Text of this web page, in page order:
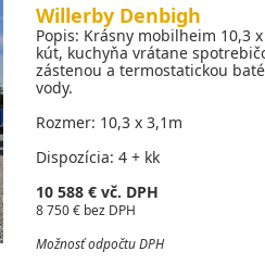
Willerby Denbigh
Popis: Krásny mobilheim 10,3
kút, kuchyňa vrátane
zástenou a termostatickou
vody.
Rozmer: 10,3 x 3,1m
Dispozícia: 4 + kk
10 588 € vč. DPH
8 750 € bez DPH
Možnosť odpočtu DPH